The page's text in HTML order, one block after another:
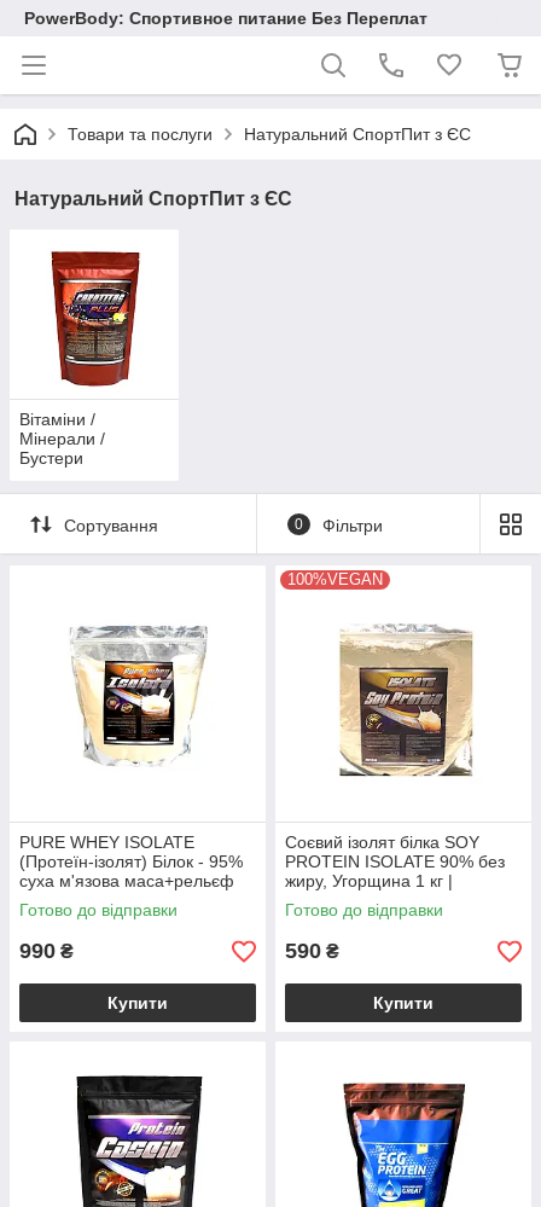
PowerBody: Спортивное питание Без Переплат
Товари та послуги Натуральний СпортПит з ЄС
Натуральний СпортПит з ЄС
Вітаміни /
Мінерали /
Бустери
Енергетики /
Схуднення /
Купити
Сортування 0 Фільтри
PURE WHEY ISOLATE
(Протеїн-ізолят) Білок - 95%
суха м'язова маса+рельєф
POLAND 0,9 кг
Готово до відправки
990 ₴
Купити
100%VEGAN
Соєвий ізолят білка SOY
PROTEIN ISOLATE 90% без
жиру, Угорщина 1 кг |
Ванільний шоколад
Готово до відправки
590 ₴
Купити